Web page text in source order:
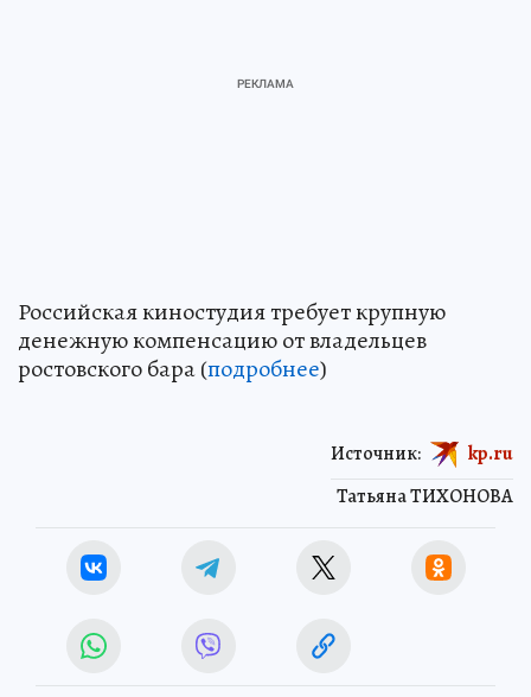
Российская киностудия требует крупную
денежную компенсацию от владельцев
ростовского бара (подробнее)
Татьяна ТИХОНОВА
Источник: kp.ru